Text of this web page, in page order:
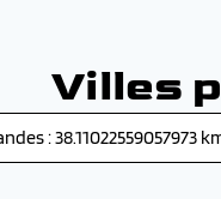
Villes
: 38.11022559057973